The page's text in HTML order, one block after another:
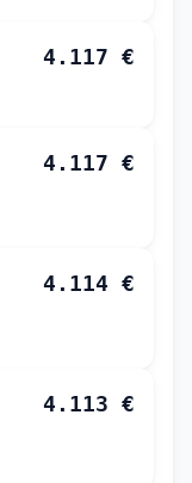
4.117 €
4.117 €
4.114 €
4.113 €